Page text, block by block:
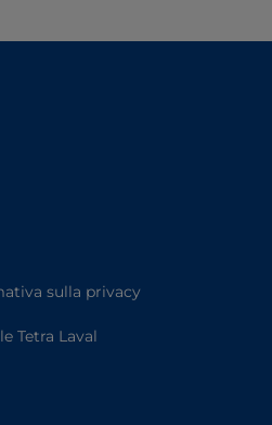
sulla privacy
Tetra Laval